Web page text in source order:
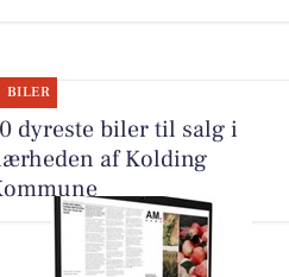
BILER
dyreste biler til salg i
af Kolding